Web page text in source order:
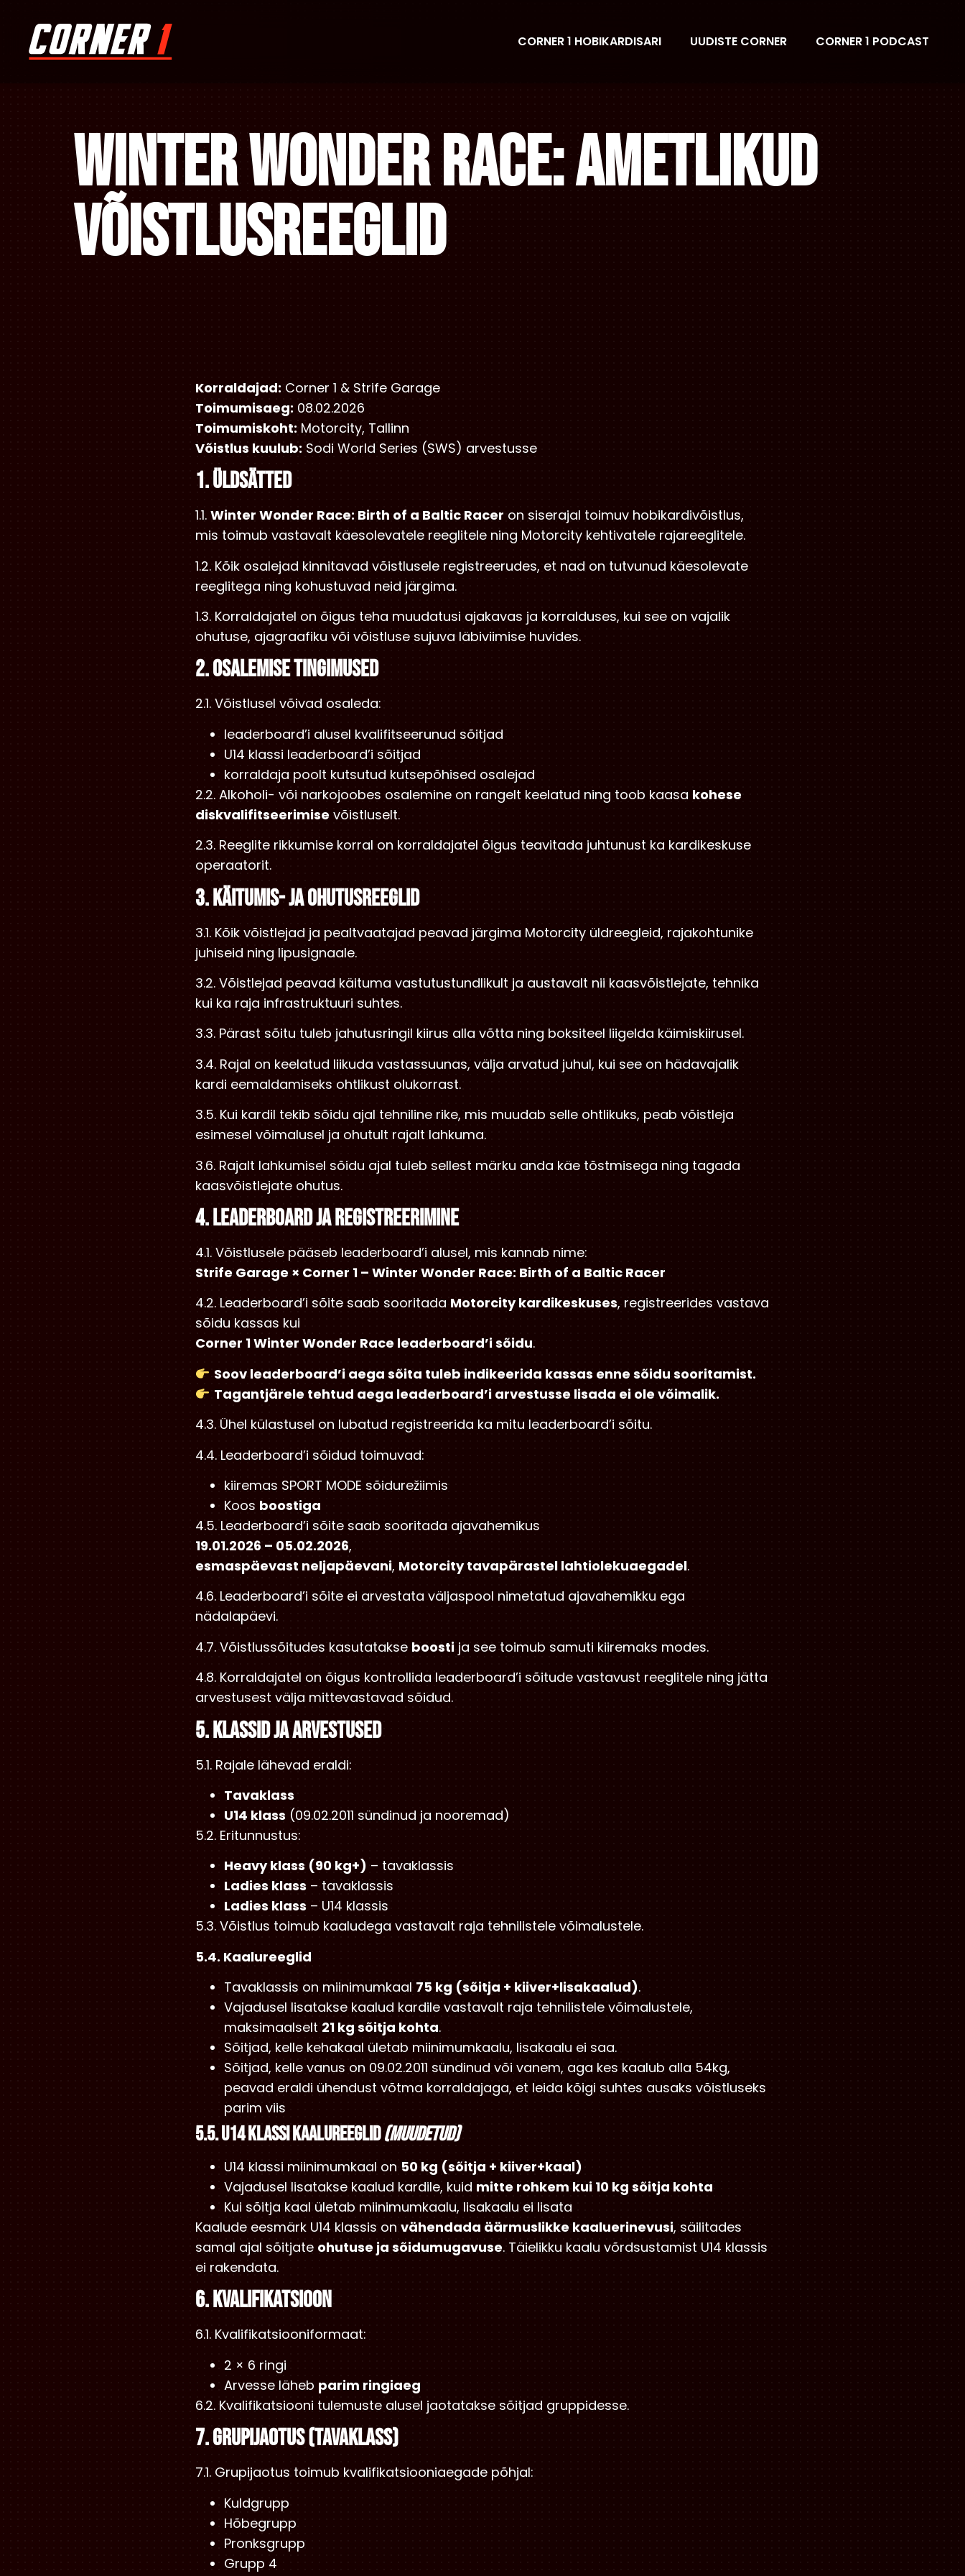
CORNER 1 HOBIKARDISARI UUDISTE CORNER CORNER 1 PODCAST
WINTER WONDER RACE: AMETLIKUD
VÕISTLUSREEGLID
Korraldajad: Corner 1 & Strife Garage
Toimumisaeg: 08.02.2026
Toimumiskoht: Motorcity, Tallinn
Võistlus kuulub: Sodi World Series (SWS) arvestusse
1. ÜLDSÄTTED
1.1. Winter Wonder Race: Birth of a Baltic Racer on siserajal toimuv hobikardivõistlus,
mis toimub vastavalt käesolevatele reeglitele ning Motorcity kehtivatele rajareeglitele.
1.2. Kõik osalejad kinnitavad võistlusele registreerudes, et nad on tutvunud käesolevate
reeglitega ning kohustuvad neid järgima.
1.3. Korraldajatel on õigus teha muudatusi ajakavas ja korralduses, kui see on vajalik
ohutuse, ajagraafiku või võistluse sujuva läbiviimise huvides.
2. OSALEMISE TINGIMUSED
2.1. Võistlusel võivad osaleda:
leaderboard’i alusel kvalifitseerunud sõitjad
U14 klassi leaderboard’i sõitjad
korraldaja poolt kutsutud kutsepõhised osalejad
2.2. Alkoholi- või narkojoobes osalemine on rangelt keelatud ning toob kaasa kohese
diskvalifitseerimise võistluselt.
2.3. Reeglite rikkumise korral on korraldajatel õigus teavitada juhtunust ka kardikeskuse
operaatorit.
3. KÄITUMIS- JA OHUTUSREEGLID
3.1. Kõik võistlejad ja pealtvaatajad peavad järgima Motorcity üldreegleid, rajakohtunike
juhiseid ning lipusignaale.
3.2. Võistlejad peavad käituma vastutustundlikult ja austavalt nii kaasvõistlejate, tehnika
kui ka raja infrastruktuuri suhtes.
3.3. Pärast sõitu tuleb jahutusringil kiirus alla võtta ning boksiteel liigelda käimiskiirusel.
3.4. Rajal on keelatud liikuda vastassuunas, välja arvatud juhul, kui see on hädavajalik
kardi eemaldamiseks ohtlikust olukorrast.
3.5. Kui kardil tekib sõidu ajal tehniline rike, mis muudab selle ohtlikuks, peab võistleja
esimesel võimalusel ja ohutult rajalt lahkuma.
3.6. Rajalt lahkumisel sõidu ajal tuleb sellest märku anda käe tõstmisega ning tagada
kaasvõistlejate ohutus.
4. LEADERBOARD JA REGISTREERIMINE
4.1. Võistlusele pääseb leaderboard’i alusel, mis kannab nime:
Strife Garage × Corner 1 – Winter Wonder Race: Birth of a Baltic Racer
4.2. Leaderboard’i sõite saab sooritada Motorcity kardikeskuses, registreerides vastava
sõidu kassas kui
Corner 1 Winter Wonder Race leaderboard’i sõidu.
Soov leaderboard’i aega sõita tuleb indikeerida kassas enne sõidu sooritamist.
Tagantjärele tehtud aega leaderboard’i arvestusse lisada ei ole võimalik.
4.3. Ühel külastusel on lubatud registreerida ka mitu leaderboard’i sõitu.
4.4. Leaderboard’i sõidud toimuvad:
kiiremas SPORT MODE sõidurežiimis
Koos boostiga
4.5. Leaderboard’i sõite saab sooritada ajavahemikus
19.01.2026 – 05.02.2026,
esmaspäevast neljapäevani, Motorcity tavapärastel lahtiolekuaegadel.
4.6. Leaderboard’i sõite ei arvestata väljaspool nimetatud ajavahemikku ega
nädalapäevi.
4.7. Võistlussõitudes kasutatakse boosti ja see toimub samuti kiiremaks modes.
4.8. Korraldajatel on õigus kontrollida leaderboard’i sõitude vastavust reeglitele ning jätta
arvestusest välja mittevastavad sõidud.
5. KLASSID JA ARVESTUSED
5.1. Rajale lähevad eraldi:
Tavaklass
U14 klass (09.02.2011 sündinud ja nooremad)
5.2. Eritunnustus:
Heavy klass (90 kg+) – tavaklassis
Ladies klass – tavaklassis
Ladies klass – U14 klassis
5.3. Võistlus toimub kaaludega vastavalt raja tehnilistele võimalustele.
5.4. Kaalureeglid
Tavaklassis on miinimumkaal 75 kg (sõitja + kiiver+lisakaalud).
Vajadusel lisatakse kaalud kardile vastavalt raja tehnilistele võimalustele,
maksimaalselt 21 kg sõitja kohta.
Sõitjad, kelle kehakaal ületab miinimumkaalu, lisakaalu ei saa.
Sõitjad, kelle vanus on 09.02.2011 sündinud või vanem, aga kes kaalub alla 54kg,
peavad eraldi ühendust võtma korraldajaga, et leida kõigi suhtes ausaks võistluseks
parim viis
5.5. U14 klassi kaalureeglid(muudetud)
U14 klassi miinimumkaal on 50 kg (sõitja + kiiver+kaal)
Vajadusel lisatakse kaalud kardile, kuid mitte rohkem kui 10 kg sõitja kohta
Kui sõitja kaal ületab miinimumkaalu, lisakaalu ei lisata
Kaalude eesmärk U14 klassis on vähendada äärmuslikke kaaluerinevusi, säilitades
samal ajal sõitjate ohutuse ja sõidumugavuse. Täielikku kaalu võrdsustamist U14 klassis
ei rakendata.
6. KVALIFIKATSIOON
6.1. Kvalifikatsiooniformaat:
2 × 6 ringi
Arvesse läheb parim ringiaeg
6.2. Kvalifikatsiooni tulemuste alusel jaotatakse sõitjad gruppidesse.
7. GRUPIJAOTUS (TAVAKLASS)
7.1. Grupijaotus toimub kvalifikatsiooniaegade põhjal:
Kuldgrupp
Hõbegrupp
Pronksgrupp
Grupp 4